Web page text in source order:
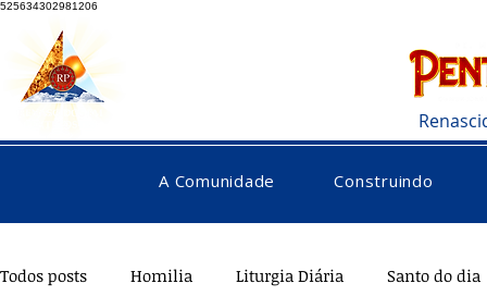
525634302981206
A Comunidade Construindo
Todos posts Homilia Liturgia Diária Santo do dia